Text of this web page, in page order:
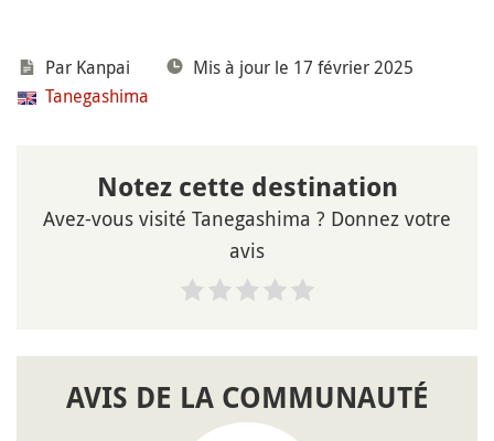
Par Kanpai
Mis à jour le 17 février 2025
Tanegashima
Notez cette destination
Avez-vous visité Tanegashima ? Donnez votre
avis
AVIS DE LA COMMUNAUTÉ